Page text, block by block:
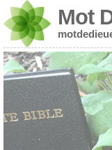
Mot